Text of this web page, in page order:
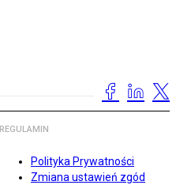
REGULAMIN
Polityka Prywatności
Zmiana ustawień zgód